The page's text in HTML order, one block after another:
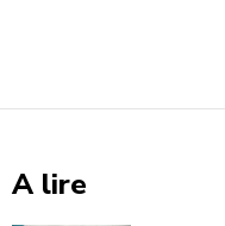
A lire